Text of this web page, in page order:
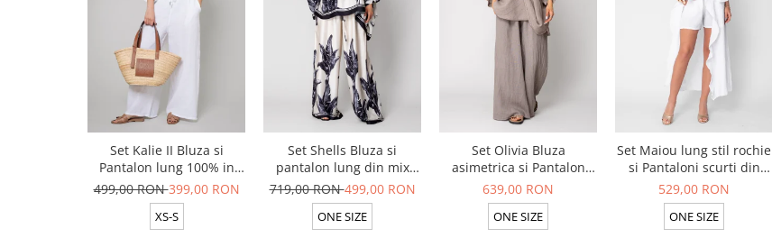
Set Kalie II Bluza si
Pantalon lung 100% in
White
499,00 RON399,00 RON
XS-S
Set Shells Bluza si
pantalon lung din mix
matase Off White/ Black
719,00 RON499,00 RON
ONE SIZE
Set Olivia Bluza
asimetrica si Pantalon
lung din 100% in Taupe
639,00 RON
ONE SIZE
Set Maiou lung stil rochie
si Pantaloni scurti din
100% in White
529,00 RON
ONE SIZE